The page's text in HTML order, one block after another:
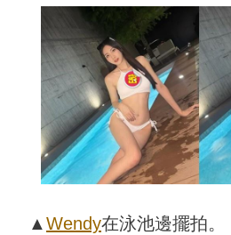
▲Wendy在泳池邊擺拍。